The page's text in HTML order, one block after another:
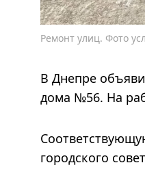
Ремонт улиц. Фото
В Днепре
дома №56. На
городского